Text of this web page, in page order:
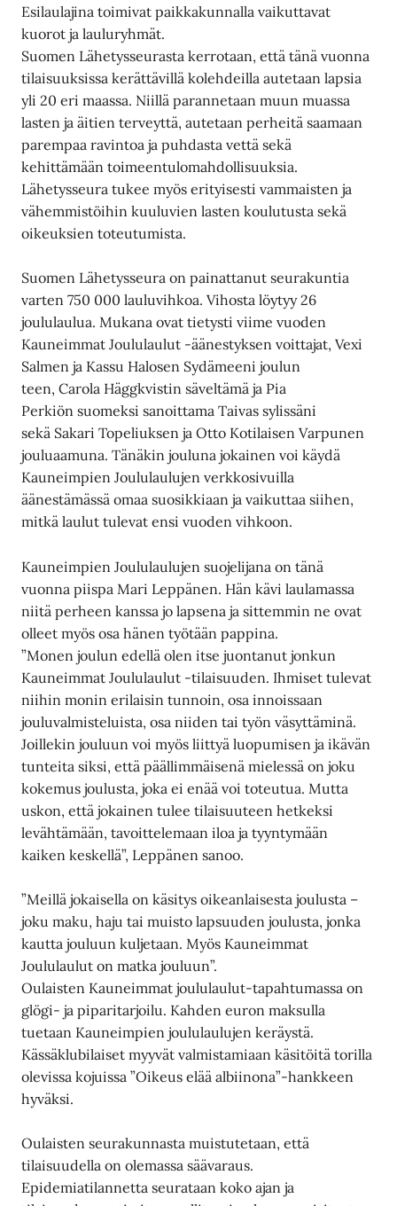
Esilaulajina toimivat paikkakunnalla vaikuttavat
kuorot ja lauluryhmät.
Suomen Lähetysseurasta kerrotaan, että tänä vuonna
tilaisuuksissa kerättävillä kolehdeilla autetaan lapsia
yli 20 eri maassa. Niillä parannetaan muun muassa
lasten ja äitien terveyttä, autetaan perheitä saamaan
parempaa ravintoa ja puhdasta vettä sekä
kehittämään toimeentulomahdollisuuksia.
Lähetysseura tukee myös erityisesti vammaisten ja
vähemmistöihin kuuluvien lasten koulutusta sekä
oikeuksien toteutumista.
Suomen Lähetysseura on painattanut seurakuntia
varten 750 000 lauluvihkoa. Vihosta löytyy 26
joululaulua. Mukana ovat tietysti viime vuoden
Kauneimmat Joululaulut -äänestyksen voittajat, Vexi
Salmen ja Kassu Halosen Sydämeeni joulun
teen, Carola Häggkvistin säveltämä ja Pia
Perkiön suomeksi sanoittama Taivas sylissäni
sekä Sakari Topeliuksen ja Otto Kotilaisen Varpunen
jouluaamuna. Tänäkin jouluna jokainen voi käydä
Kauneimpien Joululaulujen verkkosivuilla
äänestämässä omaa suosikkiaan ja vaikuttaa siihen,
mitkä laulut tulevat ensi vuoden vihkoon.
Kauneimpien Joululaulujen suojelijana on tänä
vuonna piispa Mari Leppänen. Hän kävi laulamassa
niitä perheen kanssa jo lapsena ja sittemmin ne ovat
olleet myös osa hänen työtään pappina.
”Monen joulun edellä olen itse juontanut jonkun
Kauneimmat Joululaulut -tilaisuuden. Ihmiset tulevat
niihin monin erilaisin tunnoin, osa innoissaan
jouluvalmisteluista, osa niiden tai työn väsyttäminä.
Joillekin jouluun voi myös liittyä luopumisen ja ikävän
tunteita siksi, että päällimmäisenä mielessä on joku
kokemus joulusta, joka ei enää voi toteutua. Mutta
uskon, että jokainen tulee tilaisuuteen hetkeksi
levähtämään, tavoittelemaan iloa ja tyyntymään
kaiken keskellä”, Leppänen sanoo.
”Meillä jokaisella on käsitys oikeanlaisesta joulusta –
joku maku, haju tai muisto lapsuuden joulusta, jonka
kautta jouluun kuljetaan. Myös Kauneimmat
Joululaulut on matka jouluun”.
Oulaisten Kauneimmat joululaulut-tapahtumassa on
glögi- ja piparitarjoilu. Kahden euron maksulla
tuetaan Kauneimpien joululaulujen keräystä.
Kässäklubilaiset myyvät valmistamiaan käsitöitä torilla
olevissa kojuissa ”Oikeus elää albiinona”-hankkeen
hyväksi.
Oulaisten seurakunnasta muistutetaan, että
tilaisuudella on olemassa säävaraus.
Epidemiatilannetta seurataan koko ajan ja